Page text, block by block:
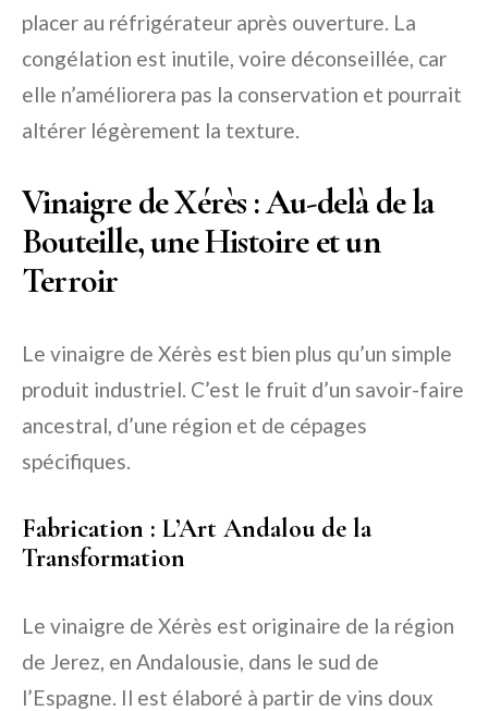
placer au réfrigérateur après ouverture. La
congélation est inutile, voire déconseillée, car
elle n’améliorera pas la conservation et pourrait
altérer légèrement la texture.
Vinaigre de Xérès : Au-delà de la
Bouteille, une Histoire et un
Terroir
Le vinaigre de Xérès est bien plus qu’un simple
produit industriel. C’est le fruit d’un savoir-faire
ancestral, d’une région et de cépages
spécifiques.
Fabrication : L’Art Andalou de la
Transformation
Le vinaigre de Xérès est originaire de la région
de Jerez, en Andalousie, dans le sud de
l’Espagne. Il est élaboré à partir de vins doux